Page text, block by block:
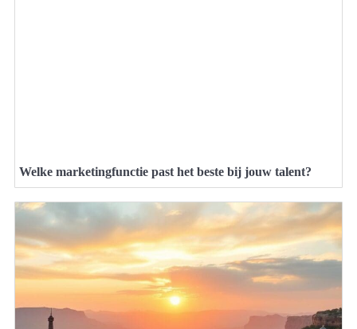
Welke marketingfunctie past het beste bij jouw talent?